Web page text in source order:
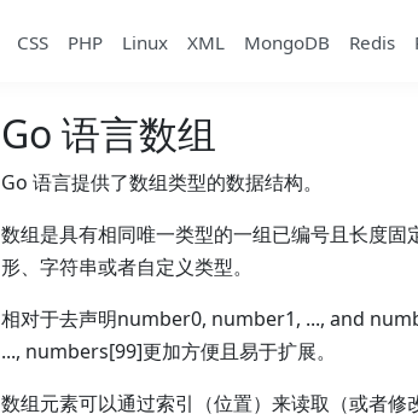
CSS PHP Linux XML MongoDB Redis
Go 语言数组
Go 语言提供了数组类型的数据结构。
数组是具有相同唯一类型的一组已编号且长度
形、字符串或者自定义类型。
相对于去声明number0, number1, ..., and
..., numbers[99]更加方便且易于扩展。
数组元素可以通过索引（位置）来读取（或者